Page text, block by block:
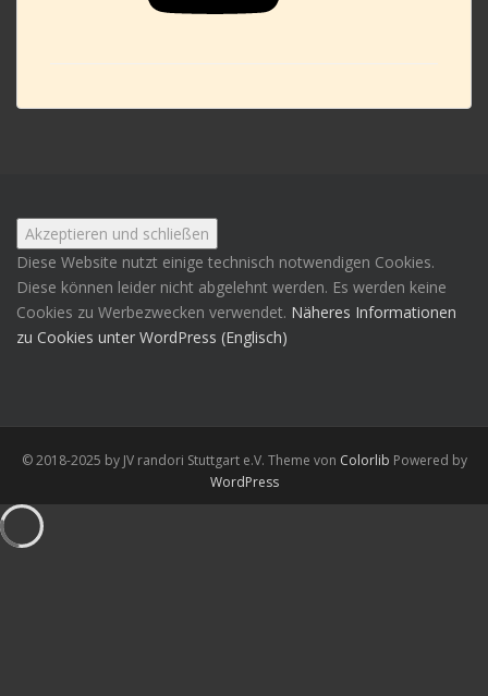
Diese Website nutzt einige technisch notwendigen Cookies.
Diese können leider nicht abgelehnt werden. Es werden keine
Cookies zu Werbezwecken verwendet. Näheres Informationen
zu Cookies unter WordPress (Englisch)
© 2018-2025 by JV randori Stuttgart e.V. Theme von Colorlib Powered by
WordPress